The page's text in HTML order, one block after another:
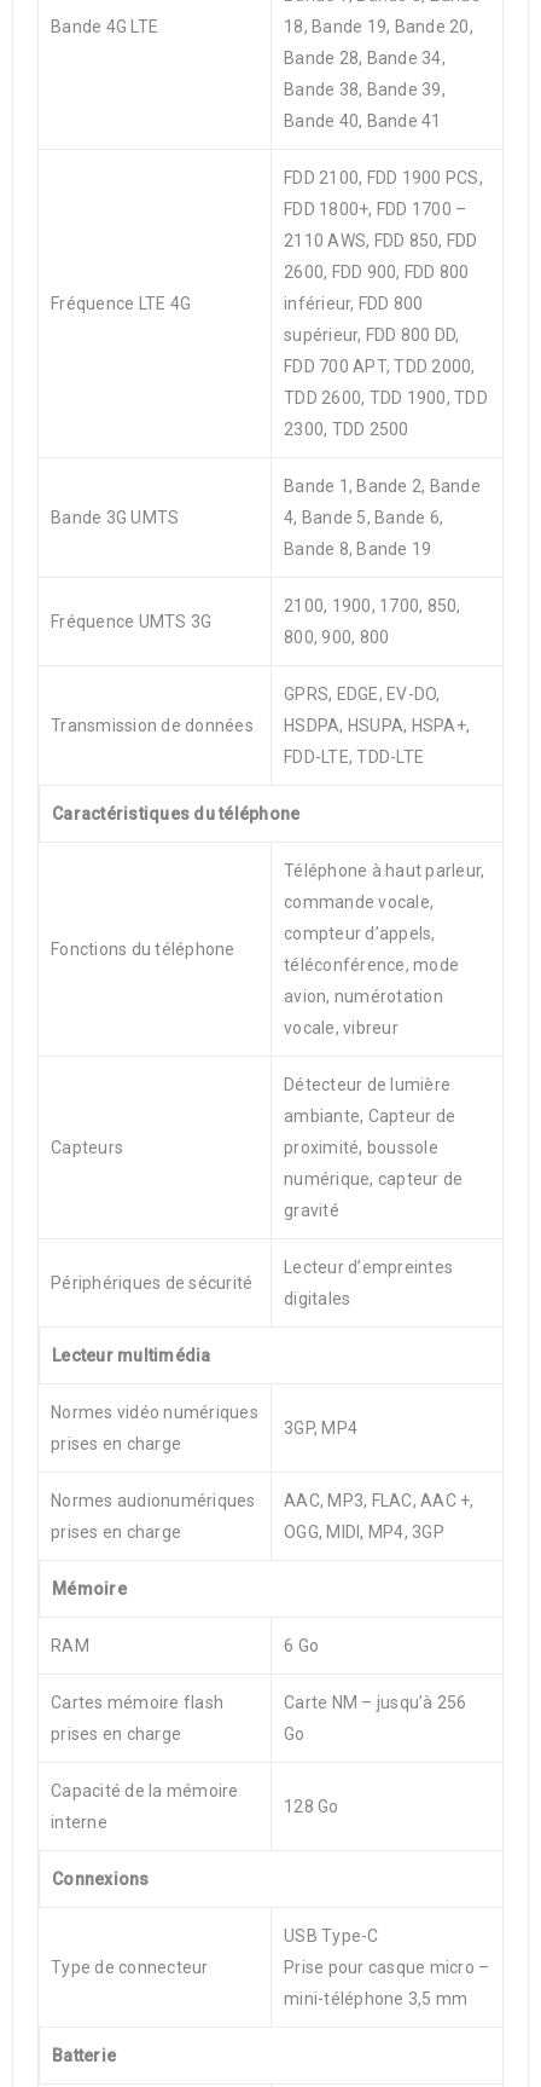
Bande 4G LTE
18, Bande 19, Bande 20,
Bande 28, Bande 34,
Bande 38, Bande 39,
Bande 40, Bande 41
Fréquence LTE 4G
FDD 2100, FDD 1900 PCS,
FDD 1800+, FDD 1700 –
2110 AWS, FDD 850, FDD
2600, FDD 900, FDD 800
inférieur, FDD 800
supérieur, FDD 800 DD,
FDD 700 APT, TDD 2000,
TDD 2600, TDD 1900, TDD
2300, TDD 2500
Bande 3G UMTS
Bande 1, Bande 2, Bande
4, Bande 5, Bande 6,
Bande 8, Bande 19
Fréquence UMTS 3G
2100, 1900, 1700, 850,
800, 900, 800
Transmission de données
GPRS, EDGE, EV-DO,
HSDPA, HSUPA, HSPA+,
FDD-LTE, TDD-LTE
Caractéristiques du téléphone
Fonctions du téléphone
Téléphone à haut parleur,
commande vocale,
compteur d’appels,
téléconférence, mode
avion, numérotation
vocale, vibreur
Capteurs
Détecteur de lumière
ambiante, Capteur de
proximité, boussole
numérique, capteur de
gravité
Périphériques de sécurité
Lecteur d’empreintes
digitales
Lecteur multimédia
Normes vidéo numériques
prises en charge
3GP, MP4
Normes audionumériques
prises en charge
AAC, MP3, FLAC, AAC +,
OGG, MIDI, MP4, 3GP
Mémoire
RAM 6 Go
Cartes mémoire flash
prises en charge
Carte NM – jusqu’à 256
Go
Capacité de la mémoire
interne
128 Go
Connexions
Type de connecteur
USB Type-C
Prise pour casque micro –
mini-téléphone 3,5 mm
Batterie